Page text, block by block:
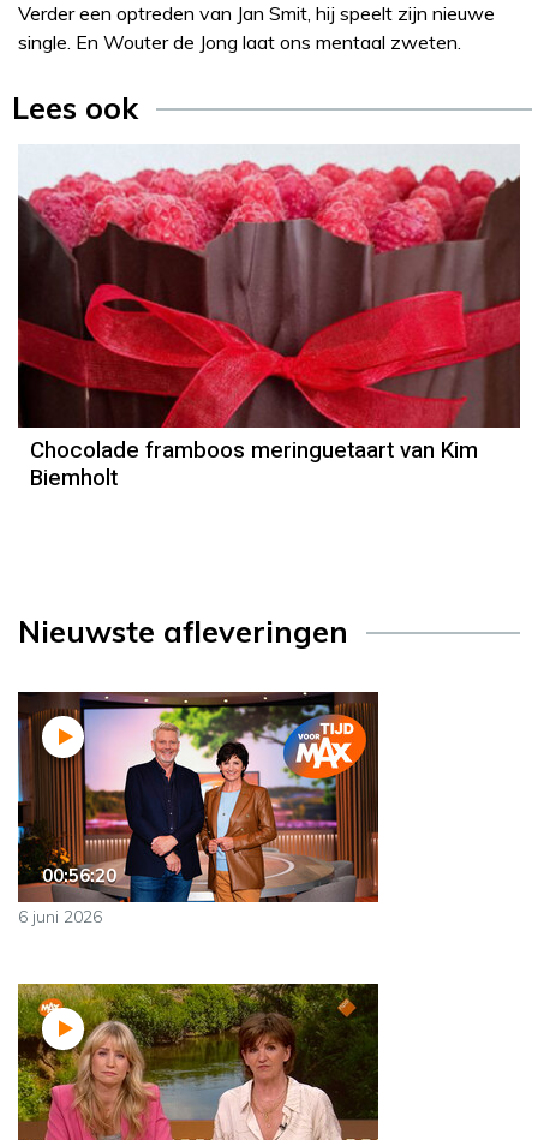
Verder een optreden van Jan Smit, hij speelt zijn nieuwe
single. En Wouter de Jong laat ons mentaal zweten.
Lees ook
Recept
Kim Biemholt
Chocolade framboos meringuetaart van Kim
Biemholt
Nieuwste afleveringen
00:56:20
6 juni 2026